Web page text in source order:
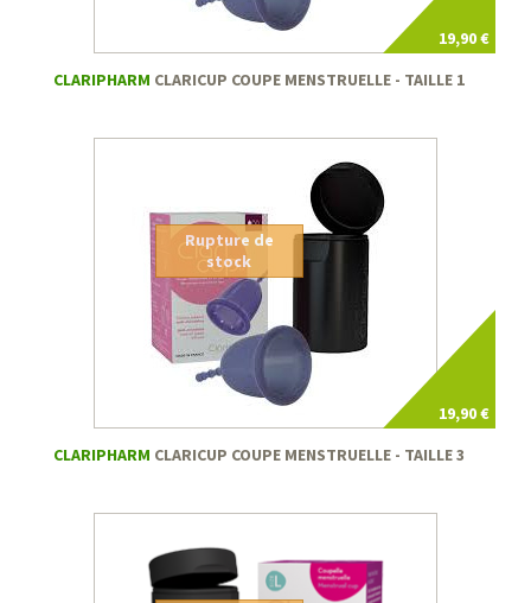
19,90 €
CLARIPHARM CLARICUP COUPE MENSTRUELLE - TAILLE 1
19,90 €
Rupture de
stock
CLARIPHARM CLARICUP COUPE MENSTRUELLE - TAILLE 3